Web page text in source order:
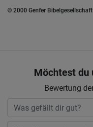
© 2000 Genfer Bibelgesellschaft
Möchtest du
Bewertung